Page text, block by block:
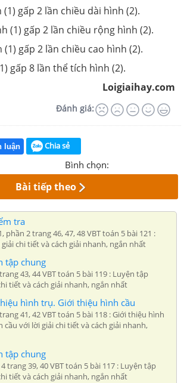
gấp 2 lần chiều dài hình (2).
(1) gấp 2 lần chiều rộng hình (2).
gấp 2 lần chiều cao hình (2).
gấp 8 lần thể tích hình (2).
Loigiaihay.com
Đánh giá:
luận Chia sẻ
Bình chọn:
Bài tiếp theo
tra
phần 2 trang 46, 47, 48 VBT toán 5 bài 121 :
chi tiết và cách giải nhanh, ngắn nhất
tập chung
43, 44 VBT toán 5 bài 119 : Luyện tập
tiết và cách giải nhanh, ngắn nhất
hình trụ. Giới thiệu hình cầu
41, 42 VBT toán 5 bài 118 : Giới thiệu hình
với lời giải chi tiết và cách giải nhanh,
tập chung
trang 39, 40 VBT toán 5 bài 117 : Luyện tập
tiết và cách giải nhanh, ngắn nhất